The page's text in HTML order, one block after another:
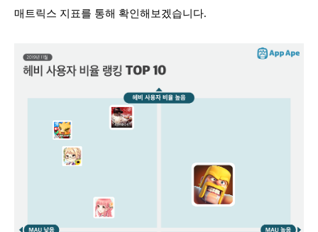
매트릭스 지표를 통해 확인해보겠습니다.